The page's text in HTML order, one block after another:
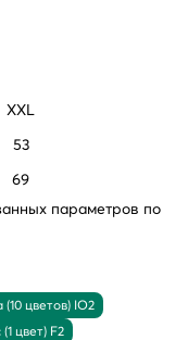
XXL
53
69
параметров по
цветов) IO2
цвет) F2